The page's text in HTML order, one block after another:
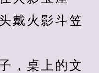
戴火影斗笠
桌上的文